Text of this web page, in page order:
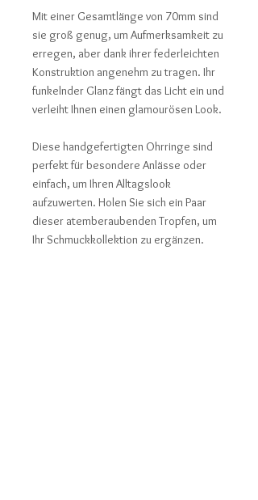
Mit einer Gesamtlänge von 70mm sind
sie groß genug, um Aufmerksamkeit zu
erregen, aber dank ihrer federleichten
Konstruktion angenehm zu tragen. Ihr
funkelnder Glanz fängt das Licht ein und
verleiht Ihnen einen glamourösen Look.
Diese handgefertigten Ohrringe sind
perfekt für besondere Anlässe oder
einfach, um Ihren Alltagslook
aufzuwerten. Holen Sie sich ein Paar
dieser atemberaubenden Tropfen, um
Ihr Schmuckkollektion zu ergänzen.